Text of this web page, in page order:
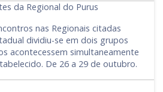
da Regional do Purus
nas Regionais citadas
dividiu-se em dois grupos
acontecessem simultaneamente
De 26 a 29 de outubro.